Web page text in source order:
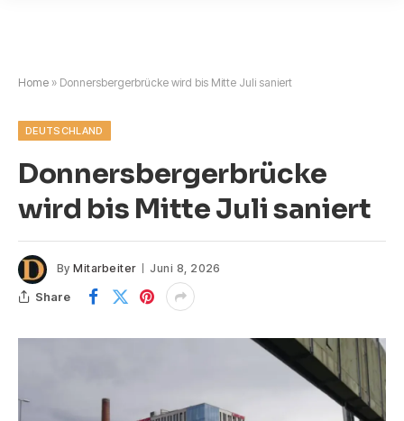
Home » Donnersbergerbrücke wird bis Mitte Juli saniert
DEUTSCHLAND
Donnersbergerbrücke
wird bis Mitte Juli saniert
By Mitarbeiter Juni 8, 2026
Share